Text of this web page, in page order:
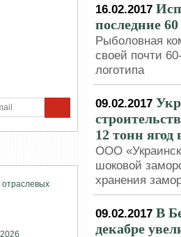
16.02.2017
последние 60
Рыболовная
своей почти
логотипа
09.02.2017
12 тонн ягод
ООО
шоковой
хранения
09.02.2017 В
декабре